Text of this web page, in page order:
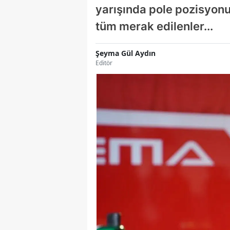
yarışında pole
tüm merak edilenler...
Şeyma Gül Aydın
Editör